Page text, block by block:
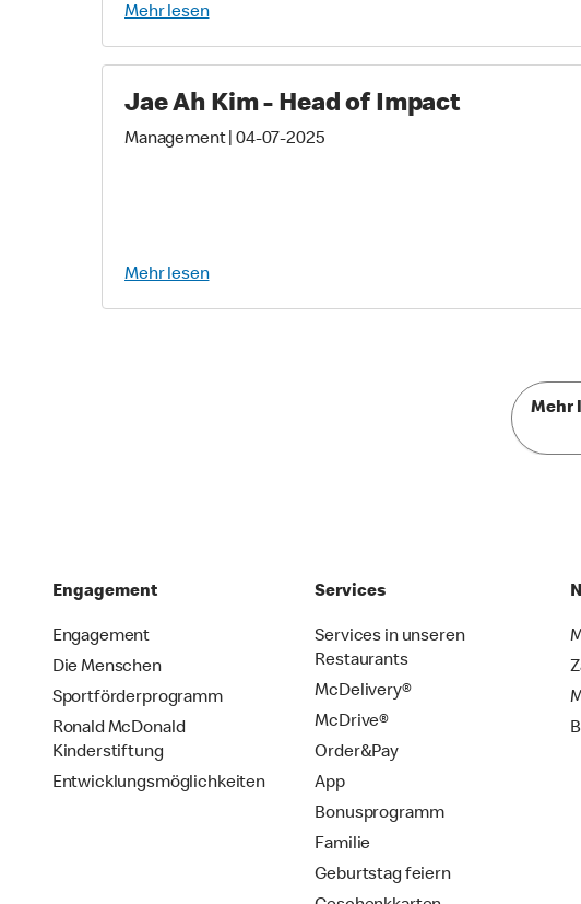
Mehr lesen
Jae Ah Kim - Head of Impact
Management|04-07-2025
Mehr lesen
Mehr
Engagement
Engagement
Die Menschen
Sportförderprogramm
Ronald McDonald
Kinderstiftung
Entwicklungsmöglichkeiten
Services
Services in unseren
Restaurants
McDelivery®
McDrive®
Order&Pay
App
Bonusprogramm
Familie
Geburtstag feiern